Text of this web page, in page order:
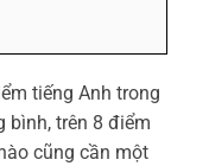
tiếng Anh trong
bình, trên 8 điểm
cũng cần một